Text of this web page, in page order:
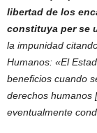
libertad de los
constituya per se
la impunidad
Humanos: «El
beneficios cuando
derechos
eventualmente